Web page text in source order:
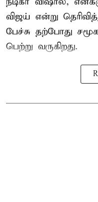
விஜய் என்று
பேச்சு தற்போது
பெற்று வருகிறது.